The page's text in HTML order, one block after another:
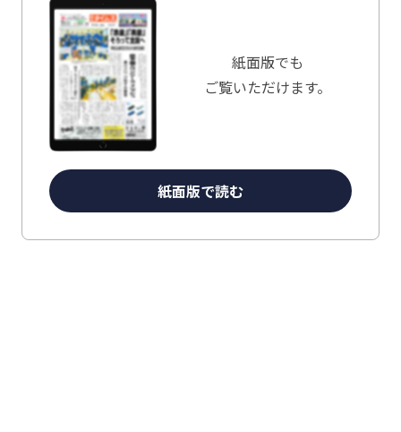
紙面版でも
ご覧いただけます。
紙面版で読む